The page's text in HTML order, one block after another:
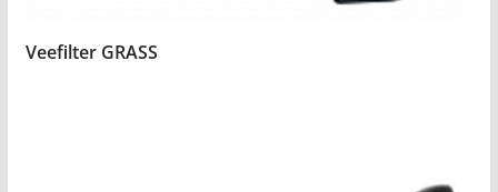
Veefilter GRASS